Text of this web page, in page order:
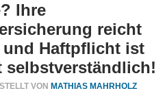
Ihre
reicht
Haftpflicht ist
selbstverständlich!
VON MATHIAS MAHRHOLZ